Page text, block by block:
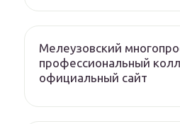
Мелеузовский
профессиональный
официальный сайт